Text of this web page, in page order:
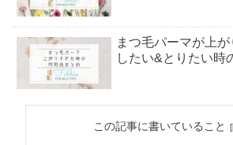
まつ毛パーマが上が
したい&とりたい時
ら？無料モデルにつ
この記事に書いていること